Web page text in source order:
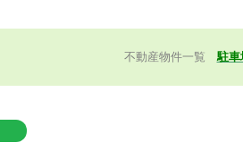
不動産物件一覧駐車